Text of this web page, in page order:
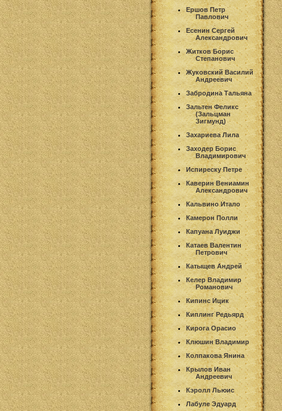
Ершов Петр
Павлович
Есенин Сергей
Александрович
Житков Борис
Степанович
Жуковский Василий
Андреевич
Забродина Тальяна
Зальтен Феликс
(Зальцман
Зигмунд)
Захариева Лила
Заходер Борис
Владимирович
Испиреску Петре
Каверин Вениамин
Александрович
Кальвино Итало
Камерон Полли
Капуана Луиджи
Катаев Валентин
Петрович
Катыщев Андрей
Келер Владимир
Романович
Кипинс Ицик
Киплинг Редьярд
Кирога Орасио
Клюшин Владимир
Колпакова Янина
Крылов Иван
Андреевич
Кэролл Льюис
Лабуле Эдуард